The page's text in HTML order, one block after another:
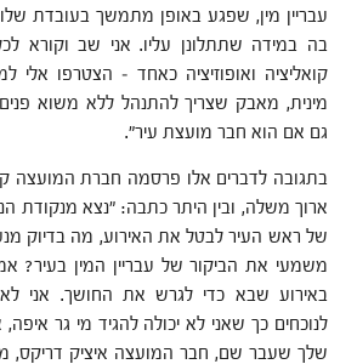
עבריין מין, שפגע באופן מתמשך בעובדת שלו
בה במידה שתתלונן עליו. אני שב וקורא
קואליציה ואופוזיציה כאחד – הצטרפו אלי
מינית, מאבק שצריך להתנהל ללא משוא
גם אם הוא חבר מועצת עיר".
בתגובה לדברים אלו פרסמה חברת המועצה
ארוך משלה, ובין היתר כתבה: "נצא מנקודת
של ראש העיר לבטל את האירוע, מה בדיוק
משמעי את הביקור של עבריין המין בעיר?
באירוע שבא כדי לגרש את החושך. אני
לנוכחים כך שאני לא יכולה להגיד מי גר
שלך שעבר שם, חבר המועצה איציק דריקס,